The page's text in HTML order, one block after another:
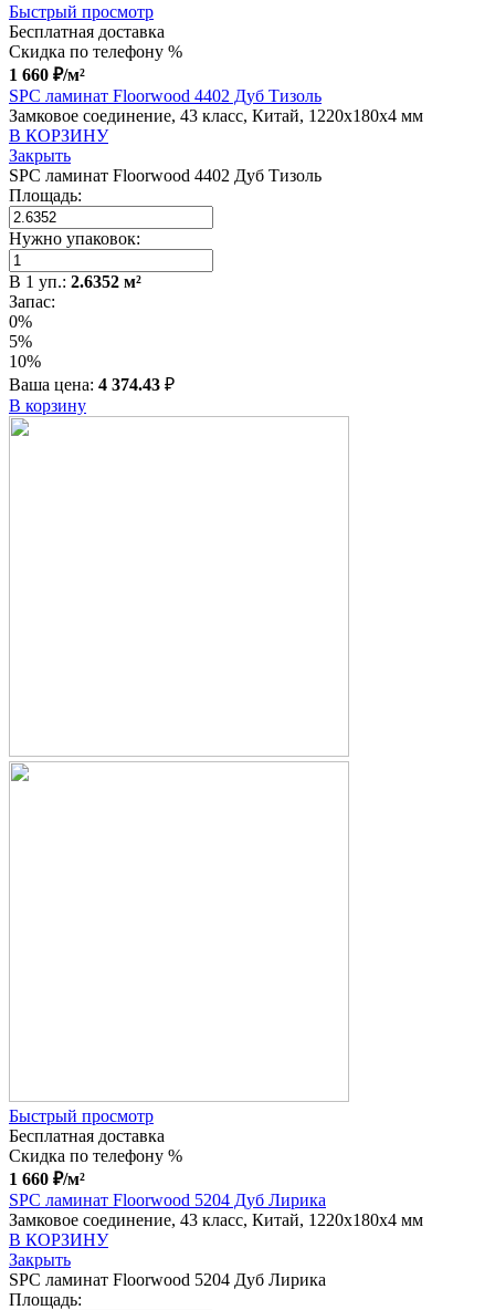
Быстрый просмотр
Бесплатная доставка
Скидка по телефону %
1 660 ₽/м²
SPC ламинат Floorwood 4402 Дуб Тизоль
Замковое соединение, 43 класс, Китай, 1220x180x4 мм
В КОРЗИНУ
Закрыть
SPC ламинат Floorwood 4402 Дуб Тизоль
Площадь:
Нужно упаковок:
В 1 уп.: 2.6352 м²
Запас:
0%
5%
10%
Ваша цена: 4 374.43 ₽
В корзину
Быстрый просмотр
Бесплатная доставка
Скидка по телефону %
1 660 ₽/м²
SPC ламинат Floorwood 5204 Дуб Лирика
Замковое соединение, 43 класс, Китай, 1220x180x4 мм
В КОРЗИНУ
Закрыть
SPC ламинат Floorwood 5204 Дуб Лирика
Площадь: